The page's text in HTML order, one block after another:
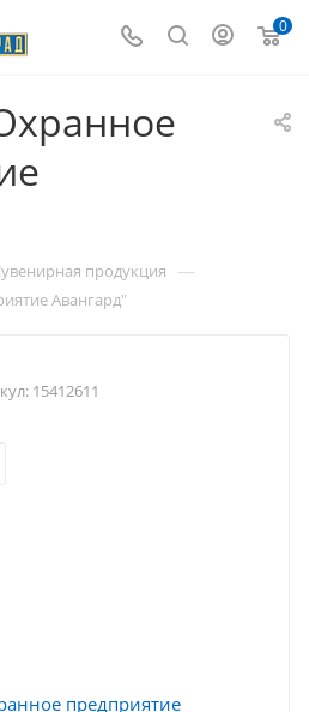
0
продукция —
Авангард"
15412611